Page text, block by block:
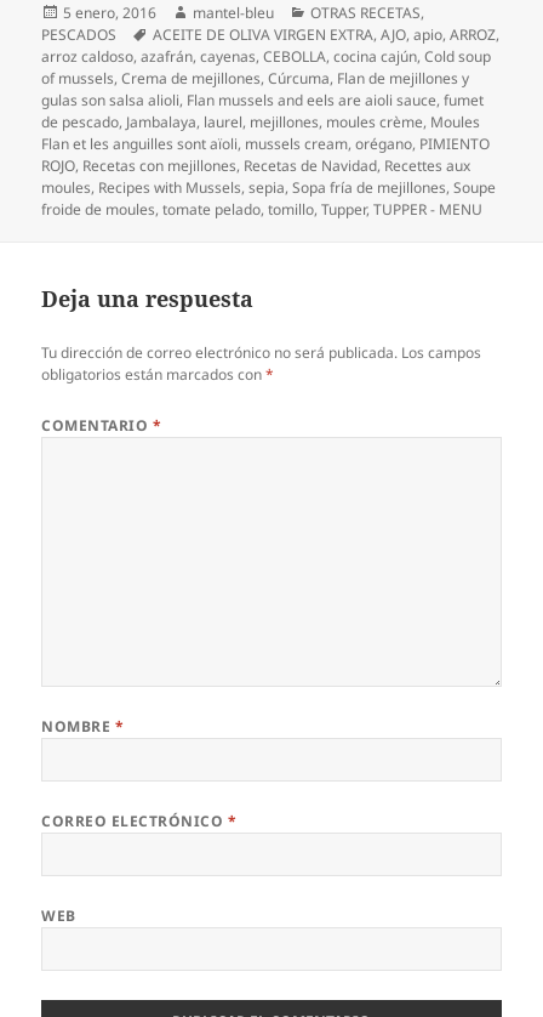
Publicado
el
5 enero, 2016 Autor
mantel-bleu Categorías
OTRAS RECETAS,
PESCADOS
Etiquetas
ACEITE DE OLIVA VIRGEN EXTRA,AJO,apio,ARROZ,
arroz caldoso,azafrán,cayenas,CEBOLLA,cocina cajún,Cold soup
of mussels,Crema de mejillones,Cúrcuma, Flan de mejillones y
gulas son salsa alioli, Flan mussels and eels are aioli sauce,fumet
de pescado, Jambalaya, laurel, mejillones, moules crème, Moules
Flan et les anguilles sont aïoli, mussels cream,orégano, PIMIENTO
ROJO, Recetas con mejillones, Recetas de Navidad, Recettes aux
moules, Recipes with Mussels,sepia,Sopa fría de mejillones,Soupe
froide de moules,tomate pelado,tomillo,Tupper,TUPPER - MENU
Deja una respuesta
Tu dirección de correo electrónico no será publicada. Los campos
obligatorios están marcados con*
COMENTARIO *
NOMBRE *
CORREO ELECTRÓNICO *
WEB